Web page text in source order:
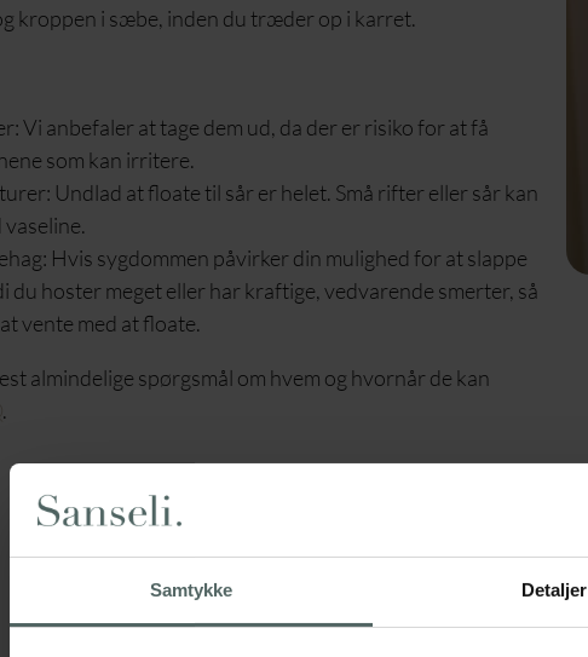
Samtykke Detaljer
kroppen i sæbe, inden du træder op i karret.
Vi anbefaler at tage dem ud, da der er risiko for at få
som kan irritere.
Undlad at floate til sår er helet. Små rifter eller sår kan
Hvis sygdommen påvirker din mulighed for at slappe
du hoster meget eller har kraftige, vedvarende smerter, så
vente med at floate.
almindelige spørgsmål om hvem og hvornår de kan
.